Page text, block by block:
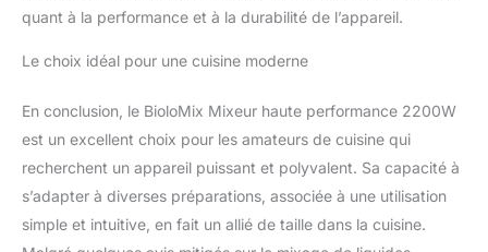
irgendwelche Fragen
kontaktieren.
quant à la performance et à la durabilité de l’appareil.
Le choix idéal pour une cuisine moderne
En conclusion, le BioloMix Mixeur haute performance 2200W
est un excellent choix pour les amateurs de cuisine qui
recherchent un appareil puissant et polyvalent. Sa capacité à
s’adapter à diverses préparations, associée à une utilisation
simple et intuitive, en fait un allié de taille dans la cuisine.